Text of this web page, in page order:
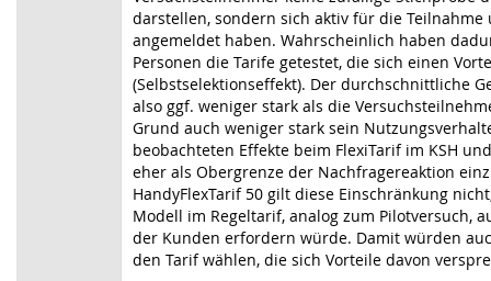
darstellen, sondern sich aktiv für die Teilnahme
angemeldet haben. Wahrscheinlich haben
Personen die Tarife getestet, die sich einen
(Selbstselektionseffekt). Der durchschnittliche
also ggf. weniger stark als die
Grund auch weniger stark sein
beobachteten Effekte beim FlexiTarif im KSH
eher als Obergrenze der Nachfragereaktion
HandyFlexTarif 50 gilt diese Einschränkung
Modell im Regeltarif, analog zum Pilotversuch,
der Kunden erfordern würde. Damit würden
den Tarif wählen, die sich Vorteile davon